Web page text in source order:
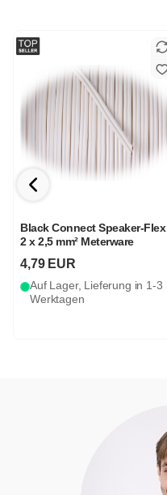
Black Connect Speaker-Flex
2 x 2,5 mm² Meterware
4,79 EUR
Auf Lager, Lieferung in 1-3
Werktagen